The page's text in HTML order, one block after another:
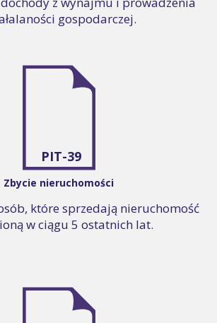
gospodarczej.
PIT-39
Zbycie nieruchomości
które sprzedają nieruchomość
w ciągu 5 ostatnich lat.